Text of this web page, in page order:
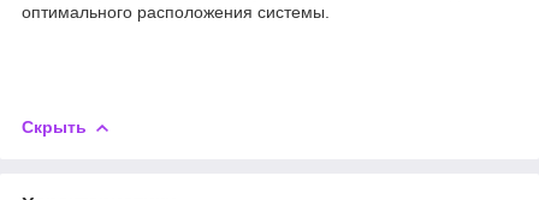
оптимального расположения системы.
Скрыть